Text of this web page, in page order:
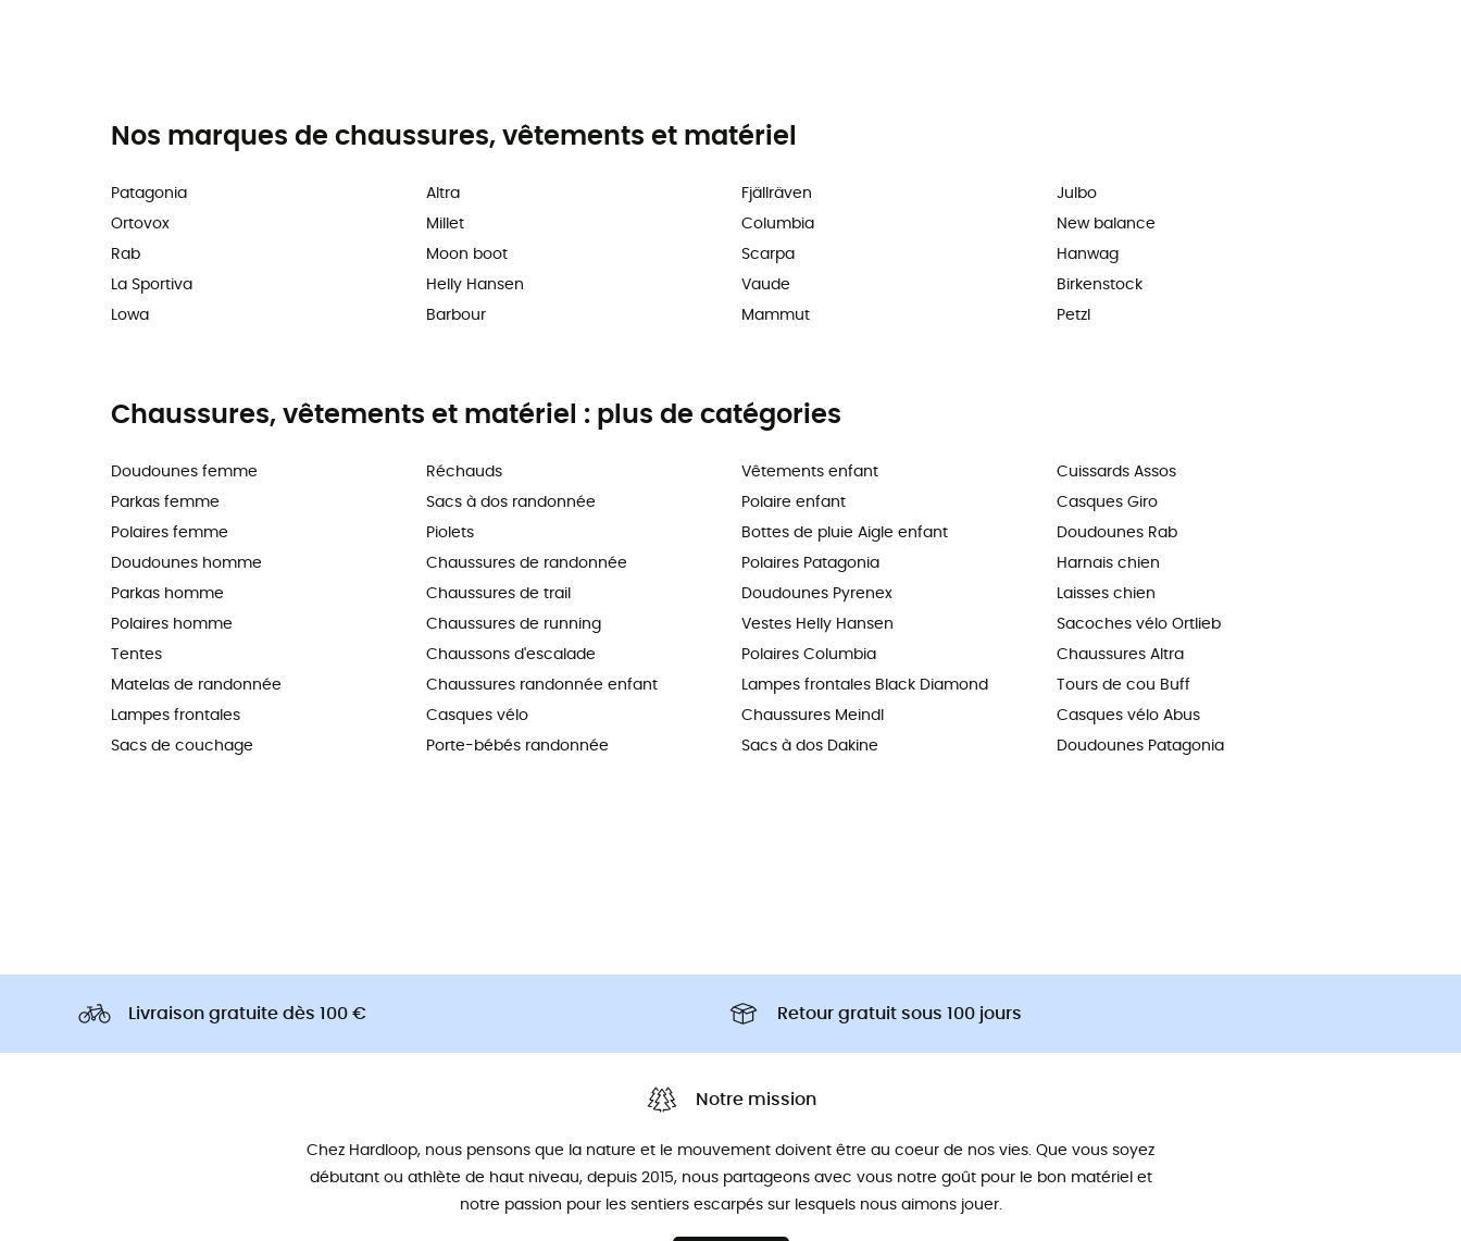
Nos marques de chaussures, vêtements et matériel
Patagonia
Ortovox
Rab
La Sportiva
Lowa
Altra
Millet
Moon boot
Helly Hansen
Barbour
Fjällräven
Columbia
Scarpa
Vaude
Mammut
Julbo
New balance
Hanwag
Birkenstock
Petzl
Chaussures, vêtements et matériel : plus de catégories
Doudounes femme
Parkas femme
Polaires femme
Doudounes homme
Parkas homme
Polaires homme
Tentes
Matelas de randonnée
Lampes frontales
Sacs de couchage
Réchauds
Sacs à dos randonnée
Piolets
Chaussures de randonnée
Chaussures de trail
Chaussures de running
Chaussons d'escalade
Chaussures randonnée enfant
Casques vélo
Porte-bébés randonnée
Vêtements enfant
Polaire enfant
Bottes de pluie Aigle enfant
Polaires Patagonia
Doudounes Pyrenex
Vestes Helly Hansen
Polaires Columbia
Lampes frontales Black Diamond
Chaussures Meindl
Sacs à dos Dakine
Cuissards Assos
Casques Giro
Doudounes Rab
Harnais chien
Laisses chien
Sacoches vélo Ortlieb
Chaussures Altra
Tours de cou Buff
Casques vélo Abus
Doudounes Patagonia
Livraison gratuite dès 100 € Retour gratuit sous 100 jours
Notre mission
Chez Hardloop, nous pensons que la nature et le mouvement doivent être au coeur de nos vies. Que vous soyez
débutant ou athlète de haut niveau, depuis 2015, nous partageons avec vous notre goût pour le bon matériel et
notre passion pour les sentiers escarpés sur lesquels nous aimons jouer.